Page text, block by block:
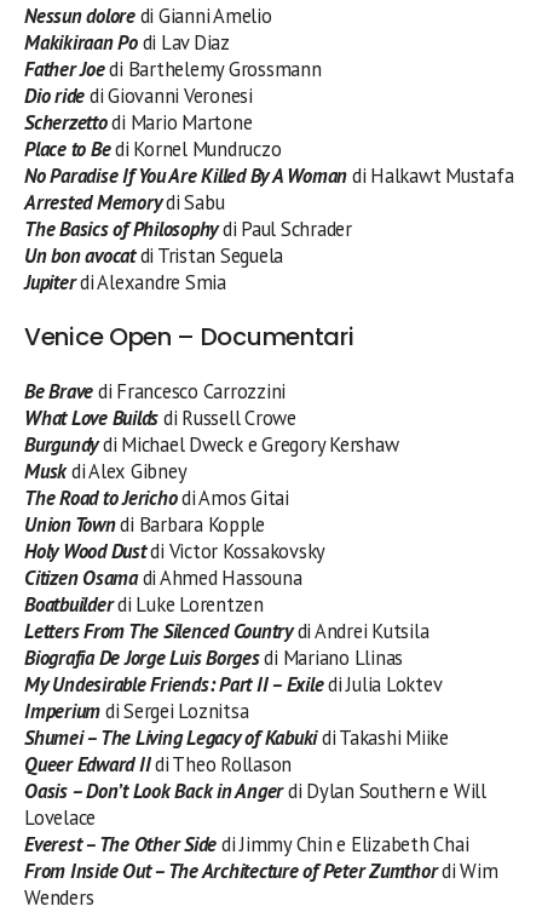
Nessun doloredi Gianni Amelio
Makikiraan Podi Lav Diaz
Father Joedi Barthelemy Grossmann
Dio ridedi Giovanni Veronesi
Scherzettodi Mario Martone
Place to Bedi Kornel Mundruczo
No Paradise If You Are Killed By A Womandi Halkawt Mustafa
Arrested Memorydi Sabu
The Basics of Philosophydi Paul Schrader
Un bon avocatdi Tristan Seguela
Jupiterdi Alexandre Smia
Venice Open – Documentari
Be Bravedi Francesco Carrozzini
What Love Buildsdi Russell Crowe
Burgundydi Michael Dweck e Gregory Kershaw
Muskdi Alex Gibney
The Road to Jerichodi Amos Gitai
Union Towndi Barbara Kopple
Holy Wood Dustdi Victor Kossakovsky
Citizen Osamadi Ahmed Hassouna
Boatbuilderdi Luke Lorentzen
Letters From The Silenced Countrydi Andrei Kutsila
Biografia De Jorge Luis Borgesdi Mariano Llinas
My Undesirable Friends: Part II – Exiledi Julia Loktev
Imperiumdi Sergei Loznitsa
Shumei – The Living Legacy of Kabukidi Takashi Miike
Queer Edward IIdi Theo Rollason
Oasis – Don’t Look Back in Angerdi Dylan Southern e Will
Lovelace
Everest – The Other Sidedi Jimmy Chin e Elizabeth Chai
From Inside Out – The Architecture of Peter Zumthordi Wim
Wenders